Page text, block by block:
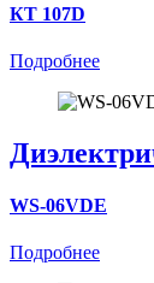
КТ 107D
Подробнее
WS-06VDE
Подробнее